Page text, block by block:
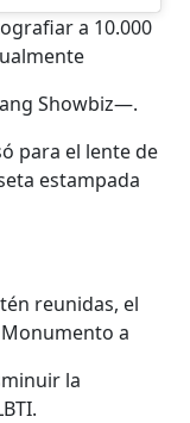
a 10.000
Showbiz—.
para el lente de
estampada
reunidas, el
a
la